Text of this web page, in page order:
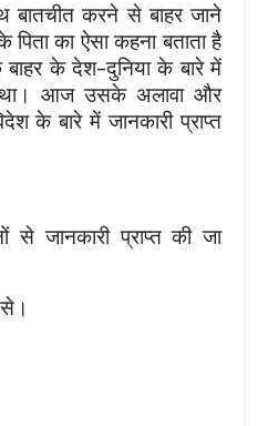
बातचीत करने से बाहर जाने
पिता का ऐसा कहना बताता है
के देश-दुनिया के बारे में
था। आज उसके अलावा और
के बारे में जानकारी प्राप्त
से जानकारी प्राप्त की जा